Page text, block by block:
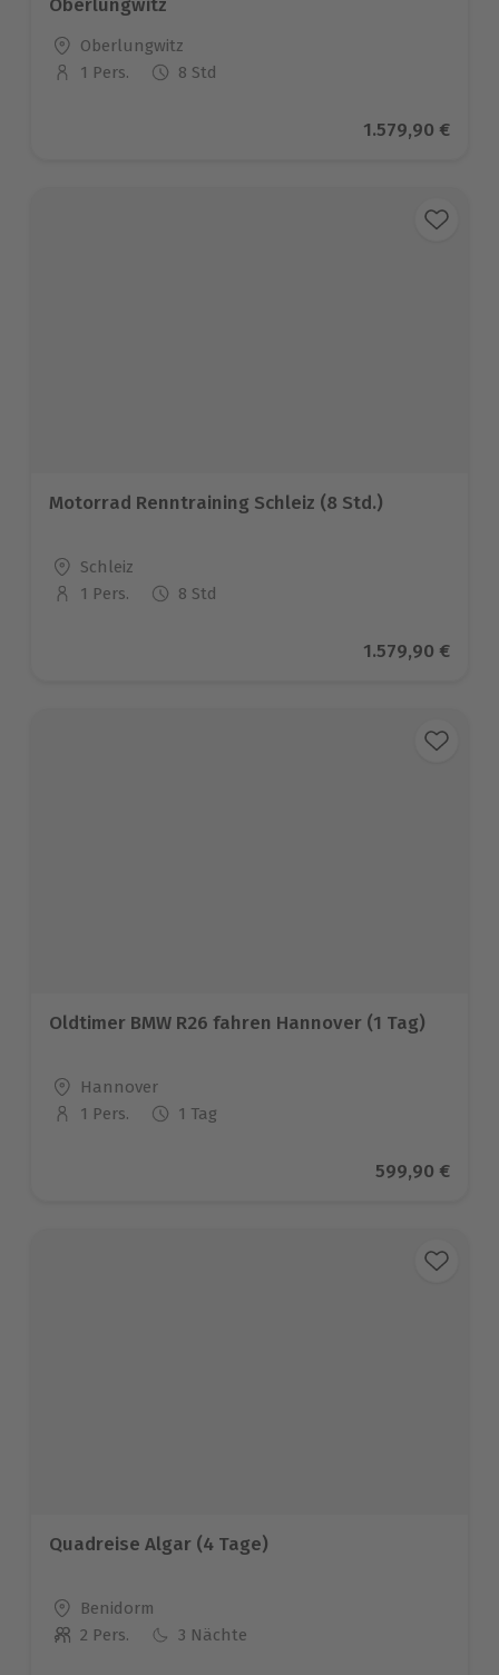
Oberlungwitz
Standort
Oberlungwitz
Anzahl der Teilnehmer
1 Pers. 8 Std
Aktueller Preis
1.579,90 €
Motorrad Renntraining Schleiz (8 Std.)
Standort
Schleiz
Anzahl der Teilnehmer
1 Pers. 8 Std
Aktueller Preis
1.579,90 €
Oldtimer BMW R26 fahren Hannover (1 Tag)
Standort
Hannover
Anzahl der Teilnehmer
1 Pers. 1 Tag
Aktueller
599,90 €
Quadreise Algar (4 Tage)
Standort
Benidorm
Anzahl der Teilnehmer
2 Pers. 3 Nächte